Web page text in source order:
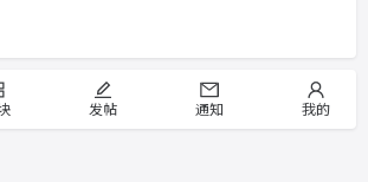
发帖 通知 我的